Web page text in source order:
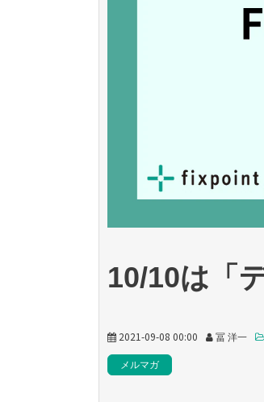
10/10は「
2021-09-08 00:00 冨 洋一
メルマガ